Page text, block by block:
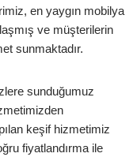
en yaygın mobilya
ve müşterilerin
sunmaktadır.
sunduğumuz
keşif hizmetimiz
fiyatlandırma ile